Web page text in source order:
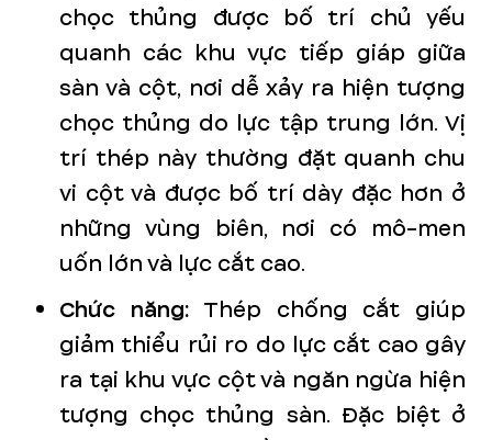
chọc thủng được bố trí chủ yếu
quanh các khu vực tiếp giáp giữa
sàn và cột, nơi dễ xảy ra hiện tượng
chọc thủng do lực tập trung lớn. Vị
trí thép này thường đặt quanh chu
vi cột và được bố trí dày đặc hơn ở
những vùng biên, nơi có mô-men
uốn lớn và lực cắt cao.
Chức năng: Thép chống cắt giúp
giảm thiểu rủi ro do lực cắt cao gây
ra tại khu vực cột và ngăn ngừa hiện
tượng chọc thủng sàn. Đặc biệt ở